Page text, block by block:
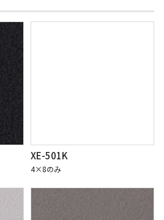
XE-501K
4×8のみ